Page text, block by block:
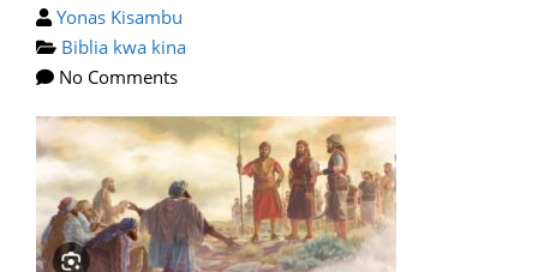
Yonas Kisambu
Biblia kwa kina
No Comments